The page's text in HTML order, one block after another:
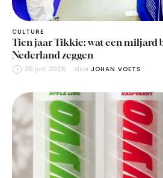
CULTURE
Tien jaar Tikkie: wat een miljard
Nederland zeggen
25 juni 2026 door JOHAN VOETS